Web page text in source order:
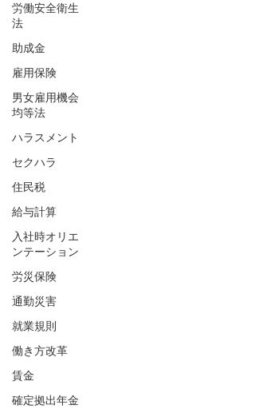
労働安全衛生
法
助成金
雇用保険
男女雇用機会
均等法
ハラスメント
セクハラ
住民税
給与計算
入社時オリエ
ンテーション
労災保険
通勤災害
就業規則
働き方改革
賃金
確定拠出年金